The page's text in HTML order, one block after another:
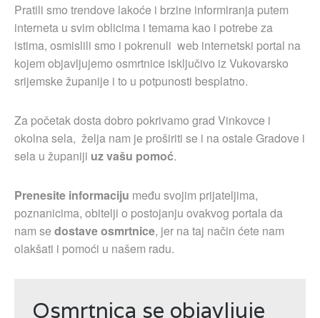
Pratili smo trendove lakoće i brzine informiranja putem
interneta u svim oblicima i temama kao i potrebe za
istima, osmislili smo i pokrenuli web internetski portal na
kojem objavljujemo osmrtnice isključivo iz Vukovarsko
srijemske županije i to u potpunosti besplatno.
Za početak dosta dobro pokrivamo grad Vinkovce i
okolna sela, želja nam je proširiti se i na ostale Gradove i
sela u županiji uz vašu pomoć.
Prenesite informaciju među svojim prijateljima,
poznanicima, obitelji o postojanju ovakvog portala da
nam sedostave osmrtnice, jer na taj način ćete nam
olakšati i pomoći u našem radu.
Osmrtnica se objavljuje